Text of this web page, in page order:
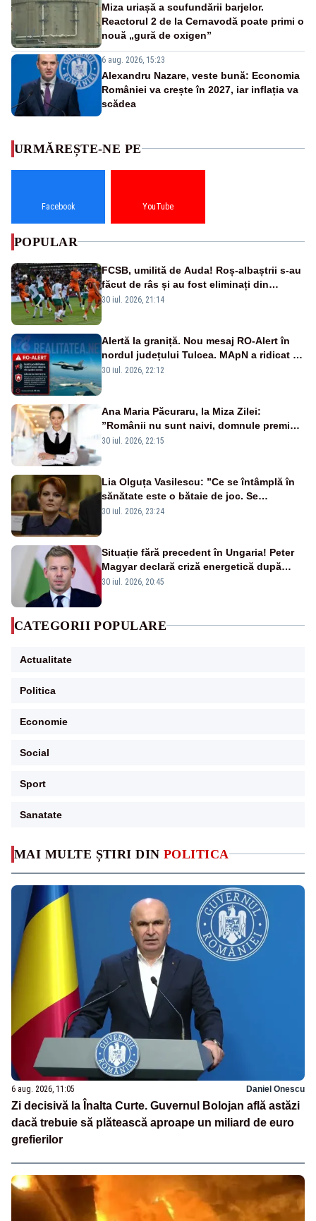
Miza uriașă a scufundării barjelor.
Reactorul 2 de la Cernavodă poate primi o
nouă „gură de oxigen”
6 aug. 2026, 15:23
Alexandru Nazare, veste bună: Economia
României va crește în 2027, iar inflația va
scădea
MAI MULTE ȘTIRI DIN POLITICA
6 aug. 2026, 11:05 Daniel Onescu
Zi decisivă la Înalta Curte. Guvernul Bolojan află astăzi
dacă trebuie să plătească aproape un miliard de euro
grefierilor
URMĂREȘTE-NE PE
Facebook YouTube
POPULAR
FCSB, umilită de Auda! Roș-albaștrii s-au
făcut de râs și au fost eliminați din
Conference League
30 iul. 2026, 21:14
Alertă la graniță. Nou mesaj RO-Alert în
nordul județului Tulcea. MApN a ridicat de
la sol două avioane F-16
30 iul. 2026, 22:12
Ana Maria Păcuraru, la Miza Zilei:
”Românii nu sunt naivi, domnule premier
Bolojan”
30 iul. 2026, 22:15
Lia Olguța Vasilescu: ”Ce se întâmplă în
sănătate este o bătaie de joc. Se
guvernează extraordinar de prost”
30 iul. 2026, 23:24
Situație fără precedent în Ungaria! Peter
Magyar declară criză energetică după
oprirea centralei de la Paks
30 iul. 2026, 20:45
CATEGORII POPULARE
Actualitate
Politica
Economie
Social
Sport
Sanatate